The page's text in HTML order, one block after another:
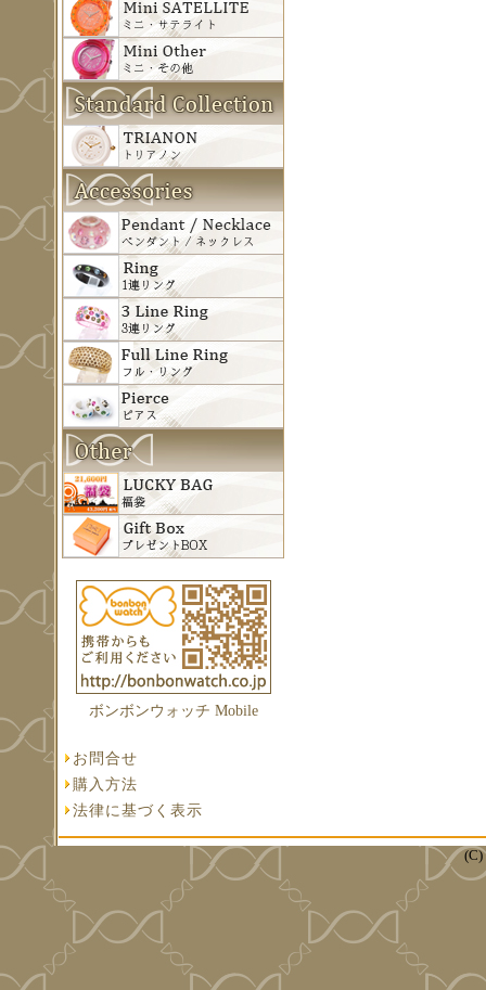
ボンボンウォッチ Mobile
お問合せ
購入方法
法律に基づく表示